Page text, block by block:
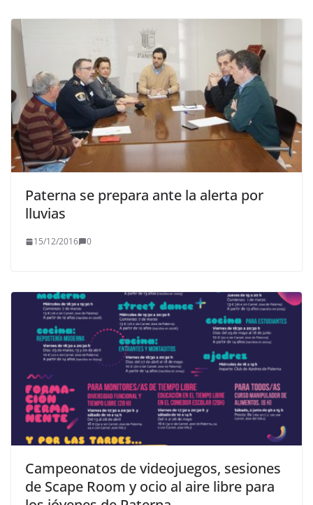
Paterna se prepara ante la alerta por
lluvias
15/12/2016 0
Campeonatos de videojuegos, sesiones
de Scape Room y ocio al aire libre para